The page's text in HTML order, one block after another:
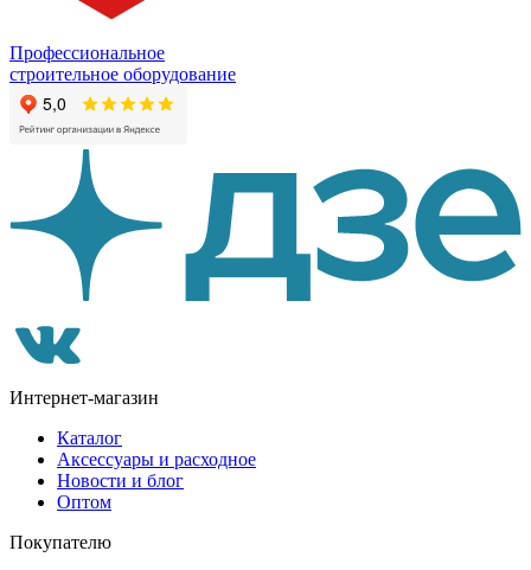
Профессиональное
строительное оборудование
Интернет-магазин
Каталог
Аксессуары и расходное
Новости и блог
Оптом
Покупателю